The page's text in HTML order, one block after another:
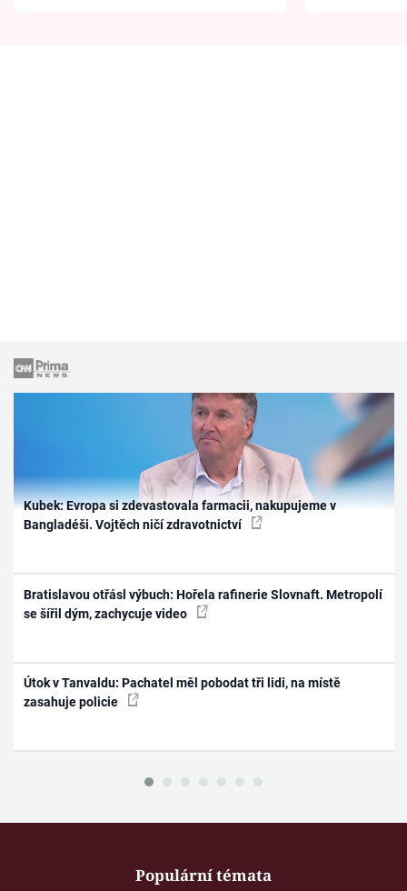
Kubek: Evropa si zdevastovala farmacii, nakupujeme v
Bangladéši. Vojtěch ničí zdravotnictví
Bratislavou otřásl výbuch: Hořela rafinerie Slovnaft. Metropolí
se šířil dým, zachycuje video
Útok v Tanvaldu: Pachatel měl pobodat tři lidi, na místě
zasahuje policie
Populární témata